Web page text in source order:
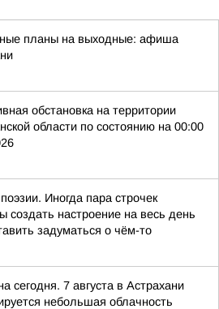
планы на выходные: афиша
обстановка на территории
области по состоянию на 00:00
Иногда пара строчек
создать настроение на весь день
задуматься о чём-то
сегодня. 7 августа в Астрахани
небольшая облачность